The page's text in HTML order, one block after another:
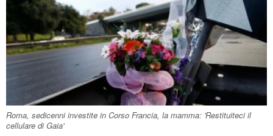
Roma, sedicenni investite in Corso Francia, la mamma: 'Restituiteci il
cellulare di Gaia'